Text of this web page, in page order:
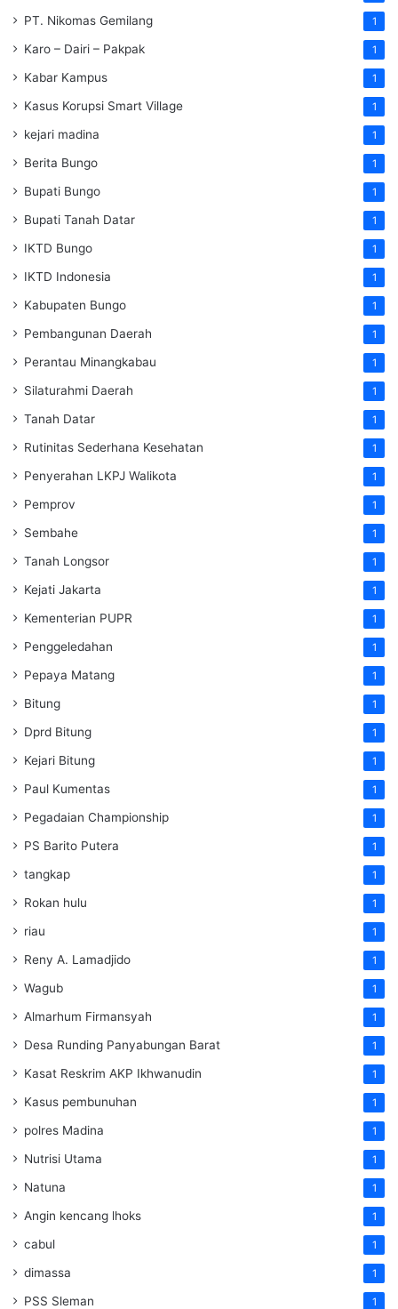
PT. Nikomas Gemilang 1
Karo – Dairi – Pakpak 1
Kabar Kampus 1
Kasus Korupsi Smart Village 1
kejari madina 1
Berita Bungo 1
Bupati Bungo 1
Bupati Tanah Datar 1
IKTD Bungo 1
IKTD Indonesia 1
Kabupaten Bungo 1
Pembangunan Daerah 1
Perantau Minangkabau 1
Silaturahmi Daerah 1
Tanah Datar 1
Rutinitas Sederhana Kesehatan 1
Penyerahan LKPJ Walikota 1
Pemprov 1
Sembahe 1
Tanah Longsor 1
Kejati Jakarta 1
Kementerian PUPR 1
Penggeledahan 1
Pepaya Matang 1
Bitung 1
Dprd Bitung 1
Kejari Bitung 1
Paul Kumentas 1
Pegadaian Championship 1
PS Barito Putera 1
tangkap 1
Rokan hulu 1
riau 1
Reny A. Lamadjido 1
Wagub 1
Almarhum Firmansyah 1
Desa Runding Panyabungan Barat 1
Kasat Reskrim AKP Ikhwanudin 1
Kasus pembunuhan 1
polres Madina 1
Nutrisi Utama 1
Natuna 1
Angin kencang lhoks 1
cabul 1
dimassa 1
PSS Sleman 1